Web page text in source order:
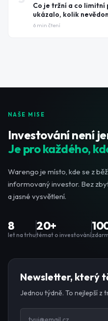
Co je tržní a co limitní
ukázalo, kolik
6 min čtení
NAŠE MISE
Investování není
Je pro každého,
Warengo je místo, kde se z
informovaný investor. Bez
a jasné vysvětlení.
8
let na trhu
20+
témat o investování
Newsletter, který
Jednou týdně. To nejlepší z